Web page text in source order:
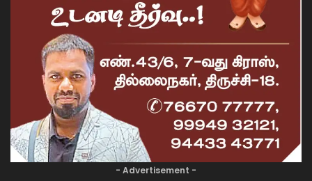
- Advertisement -